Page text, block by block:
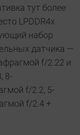
тут более
LPDDR4x.
набор
датчика —
f/2.22 и
8-
f/2.2, 5-
f/2.4 +